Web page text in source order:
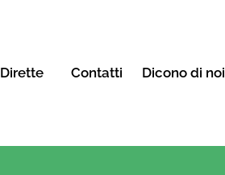
Dirette Contatti Dicono di noi